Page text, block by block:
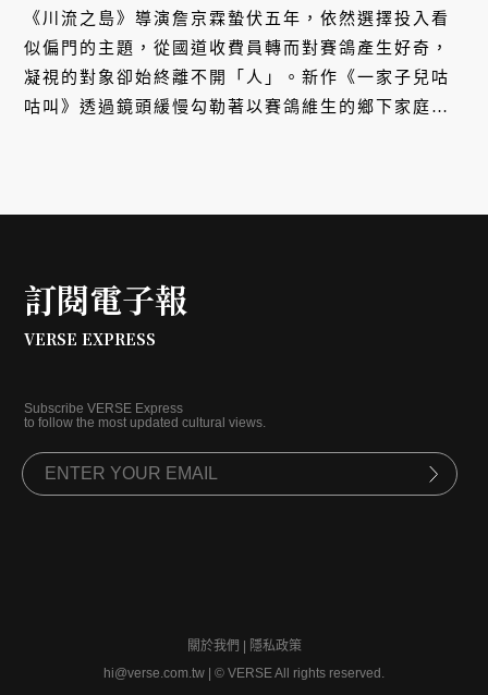
《川流之島》導演詹京霖蟄伏五年，依然選擇投入看
似偏門的主題，從國道收費員轉而對賽鴿產生好奇，
凝視的對象卻始終離不開「人」。新作《一家子兒咕
咕叫》透過鏡頭緩慢勾勒著以賽鴿維生的鄉下家庭，
訂閱電子報
VERSE EXPRESS
Subscribe VERSE Express
to follow the most updated cultural views.
關於我們
隱私政策
hi@verse.com.tw
© VERSE All rights reserved.